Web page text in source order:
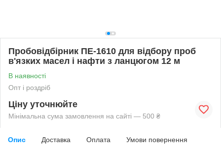
Пробовідбірник ПЕ-1610 для відбору проб
в'язких масел і нафти з ланцюгом 12 м
В наявності
Опт і роздріб
Ціну уточнюйте
Мінімальна сума замовлення на сайті — 500 ₴
Опис Доставка Оплата Умови повернення